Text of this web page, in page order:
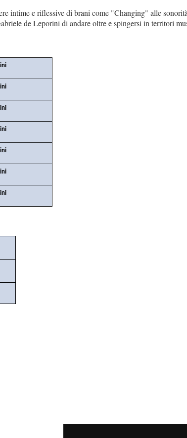
intime e riflessive di brani come "Changing" alle
de Leporini di andare oltre e spingersi in territori